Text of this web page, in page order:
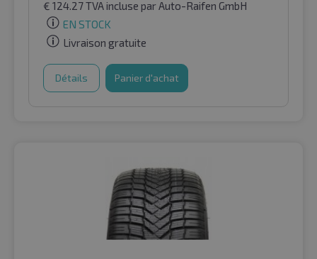
€ 124.27TVA incluse par Auto-Raifen GmbH
EN STOCK
Livraison gratuite
Détails Panier d'achat